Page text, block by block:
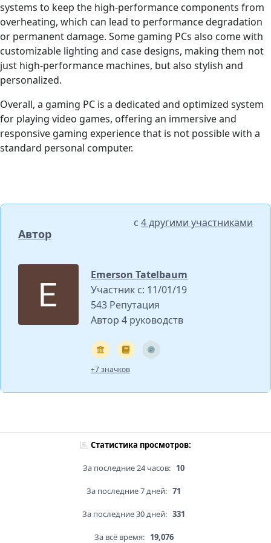
systems to keep the high-performance components from
overheating, which can lead to performance degradation
or permanent damage. Some gaming PCs also come with
customizable lighting and case designs, making them not
just high-performance machines, but also stylish and
personalized.
Overall, a gaming PC is a dedicated and optimized system
for playing video games, offering an immersive and
responsive gaming experience that is not possible with a
standard personal computer.
Автор
с 4 другими участниками
Emerson Tatelbaum
Участник с: 11/01/19
543 Репутация
Автор 4 руководств
+7 значков
Статистика просмотров:
За последние 24 часов: 10
За последние 7 дней: 71
За последние 30 дней: 331
За всё время: 19,076